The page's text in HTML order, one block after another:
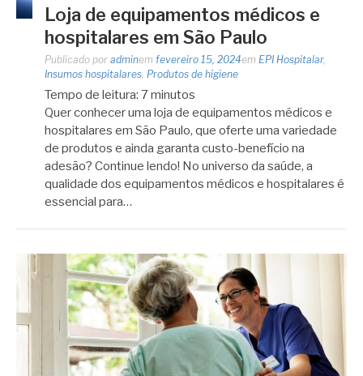
Loja de equipamentos médicos e
hospitalares em São Paulo
Publicado por adminem fevereiro 15, 2024em EPI Hospitalar,
Insumos hospitalares Produtos de higiene
Tempo de leitura: 7minutos
Quer conhecer uma loja de equipamentos médicos e
hospitalares em São Paulo, que oferte uma variedade
de produtos e ainda garanta custo-benefício na
adesão? Continue lendo! No universo da saúde, a
qualidade dos equipamentos médicos e hospitalares é
essencial para…